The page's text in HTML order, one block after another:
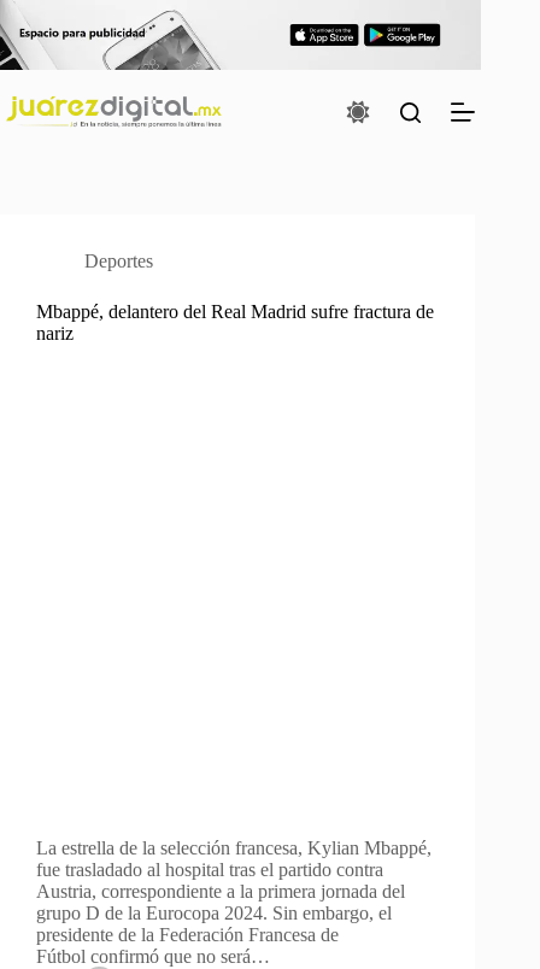
Saltar
al
contenido
Deportes
Mbappé, delantero del Real Madrid sufre fractura de
nariz
La estrella de la selección francesa, Kylian Mbappé,
fue trasladado al hospital tras el partido contra
Austria, correspondiente a la primera jornada del
grupo D de la Eurocopa 2024. Sin embargo, el
presidente de la Federación Francesa de
Fútbol confirmó que no será…